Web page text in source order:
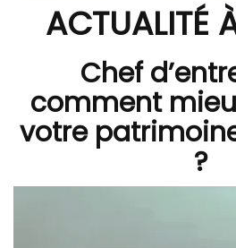
ACTUALITÉ
Chef
comment
votre
?